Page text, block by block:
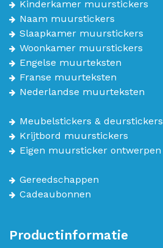
Kinderkamer muurstickers
Naam muurstickers
Slaapkamer muurstickers
Woonkamer muurstickers
Engelse muurteksten
Franse muurteksten
Nederlandse muurteksten
Meubelstickers & deurstickers
Krijtbord muurstickers
Eigen muursticker ontwerpen
Gereedschappen
Cadeaubonnen
Productinformatie